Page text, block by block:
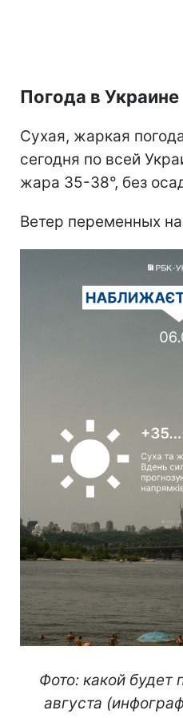
Погода в Украине
Сухая, жаркая
сегодня по всей
жара 35-38°, без
Ветер переменных
Фото: какой будет
августа